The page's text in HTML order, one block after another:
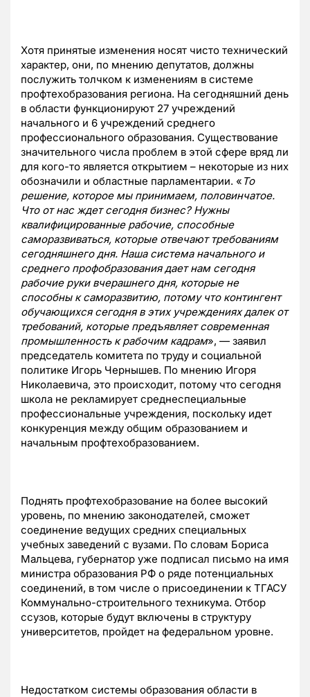
Хотя принятые изменения носят чисто технический
характер, они, по мнению депутатов, должны
послужить толчком к изменениям в системе
профтехобразования региона. На сегодняшний день
в области функционируют 27 учреждений
начального и 6 учреждений среднего
профессионального образования. Существование
значительного числа проблем в этой сфере вряд ли
для кого-то является открытием – некоторые из них
обозначили и областные парламентарии. « То
решение, которое мы принимаем, половинчатое.
Что от нас ждет сегодня бизнес? Нужны
квалифицированные рабочие, способные
саморазвиваться, которые отвечают требованиям
сегодняшнего дня. Наша система начального и
среднего профобразования дает нам сегодня
рабочие руки вчерашнего дня, которые не
способны к саморазвитию, потому что контингент
обучающихся сегодня в этих учреждениях далек от
требований, которые предъявляет современная
промышленность к рабочим кадрам», — заявил
председатель комитета по труду и социальной
политике Игорь Чернышев. По мнению Игоря
Николаевича, это происходит, потому что сегодня
школа не рекламирует среднеспециальные
профессиональные учреждения, поскольку идет
конкуренция между общим образованием и
начальным профтехобразованием.
Поднять профтехобразование на более высокий
уровень, по мнению законодателей, сможет
соединение ведущих средних специальных
учебных заведений с вузами. По словам Бориса
Мальцева, губернатор уже подписал письмо на имя
министра образования РФ о ряде потенциальных
соединений, в том числе о присоединении к ТГАСУ
Коммунально-строительного техникума. Отбор
ссузов, которые будут включены в структуру
университетов, пройдет на федеральном уровне.
Недостатком системы образования области в